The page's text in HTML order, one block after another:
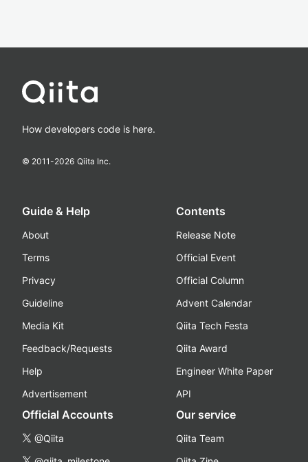
How developers code is here.
© 2011-2026 Qiita Inc.
Guide & Help
About
Terms
Privacy
Guideline
Media Kit
Feedback/Requests
Help
Advertisement
Contents
Release Note
Official Event
Official Column
Advent Calendar
Qiita Tech Festa
Qiita Award
Engineer White Paper
API
Official Accounts
@Qiita
Our service
Qiita Team